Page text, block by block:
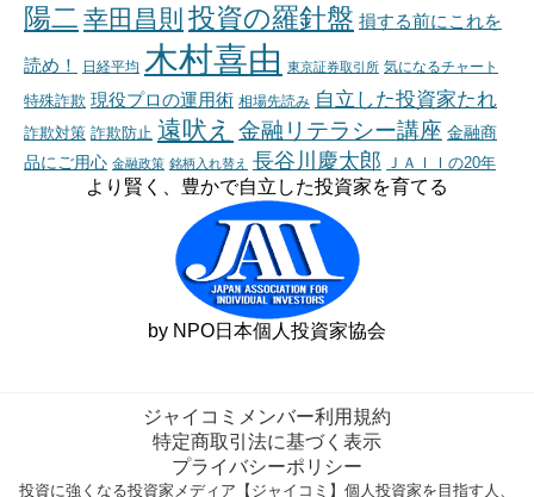
陽二 幸田昌則 投資の羅針盤 損する前にこれを
読め！ 日経平均 木村喜由 東京証券取引所 気になるチャート
特殊詐欺 現役プロの運用術 相場先読み 自立した投資家たれ
詐欺対策 詐欺防止 遠吠え 金融リテラシー講座 金融商
品にご用心 金融政策 銘柄入れ替え 長谷川慶太郎 ＪＡＩＩの20年
より賢く、豊かで自立した投資家を育てる
by NPO日本個人投資家協会
ジャイコミメンバー利用規約
特定商取引法に基づく表示
プライバシーポリシー
投資に強くなる投資家メディア【ジャイコミ】個人投資家を目指す人、